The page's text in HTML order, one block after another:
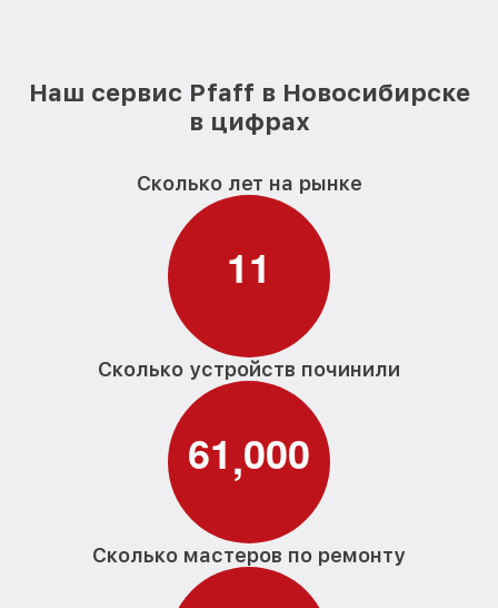
Наш сервис Pfaff в Новосибирске
в цифрах
Сколько лет на рынке
11
Сколько устройств починили
61,000
Сколько мастеров по ремонту